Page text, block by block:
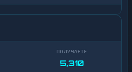
5,310